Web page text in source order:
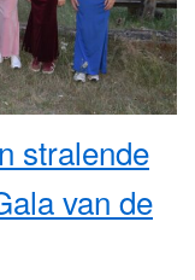
stralende
van de